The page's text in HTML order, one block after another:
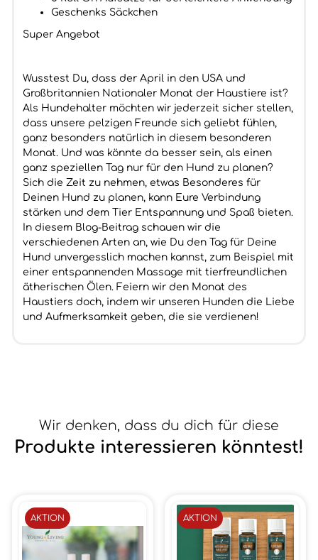
Geschenks Säckchen
Super Angebot
Wusstest Du, dass der April in den USA und
Großbritannien Nationaler Monat der Haustiere ist?
Als Hundehalter möchten wir jederzeit sicher stellen,
dass unsere pelzigen Freunde sich geliebt fühlen,
ganz besonders natürlich in diesem besonderen
Monat. Und was könnte da besser sein, als einen
ganz speziellen Tag nur für den Hund zu planen?
Sich die Zeit zu nehmen, etwas Besonderes für
Deinen Hund zu planen, kann Eure Verbindung
stärken und dem Tier Entspannung und Spaß bieten.
In diesem Blog-Beitrag schauen wir die
verschiedenen Arten an, wie Du den Tag für Deine
Hund unvergesslich machen kannst, zum Beispiel mit
einer entspannenden Massage mit tierfreundlichen
ätherischen Ölen. Feiern wir den Monat des
Haustiers doch, indem wir unseren Hunden die Liebe
und Aufmerksamkeit geben, die sie verdienen!
Wir denken, dass du dich für diese
Produkte interessieren könntest!
AKTION AKTION